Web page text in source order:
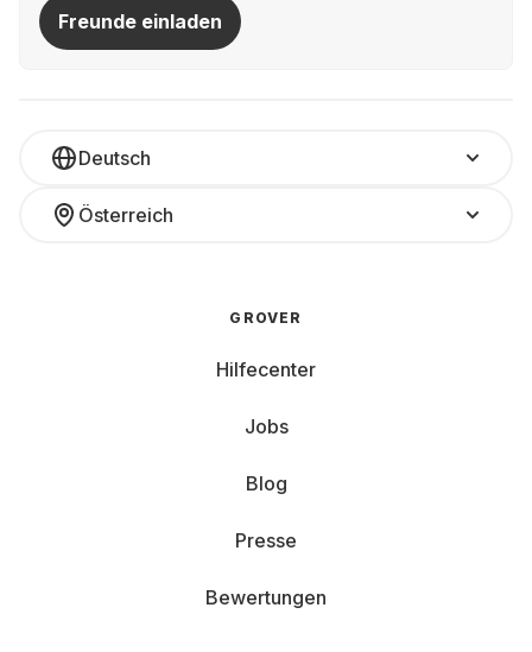
Freunde einladen
Deutsch
Österreich
GROVER
Hilfecenter
Jobs
Blog
Presse
Bewertungen